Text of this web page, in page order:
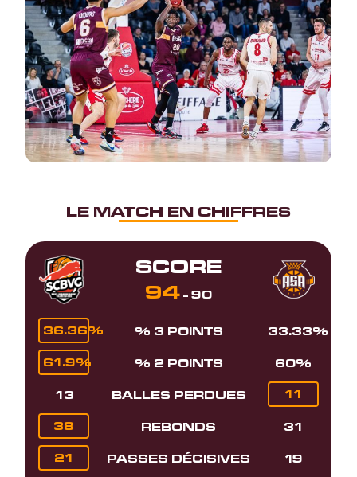
LE MATCH EN CHIFFRES
SCORE
94 - 90
36.36% % 3 POINTS 33.33%
61.9% % 2 POINTS 60%
13 BALLES PERDUES 11
38 REBONDS 31
21 PASSES DÉCISIVES 19